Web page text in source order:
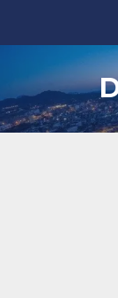
contenido